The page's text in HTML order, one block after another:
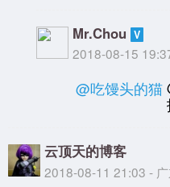
Mr.Chou
2018-08-15
@吃馒头的猫
云顶天的博客
2018-08-11 21:03 -